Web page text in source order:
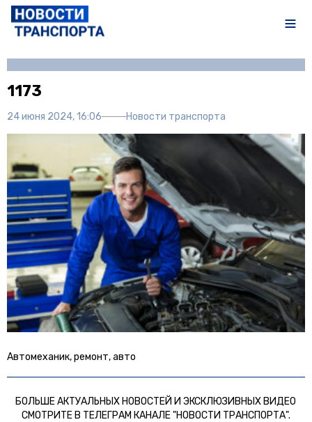
1173
24 июня 2024, 16:06 Новости транспорта
Автомеханик, ремонт, авто
БОЛЬШЕ АКТУАЛЬНЫХ НОВОСТЕЙ И ЭКСКЛЮЗИВНЫХ ВИДЕО
СМОТРИТЕ В ТЕЛЕГРАМ КАНАЛЕ "НОВОСТИ ТРАНСПОРТА".